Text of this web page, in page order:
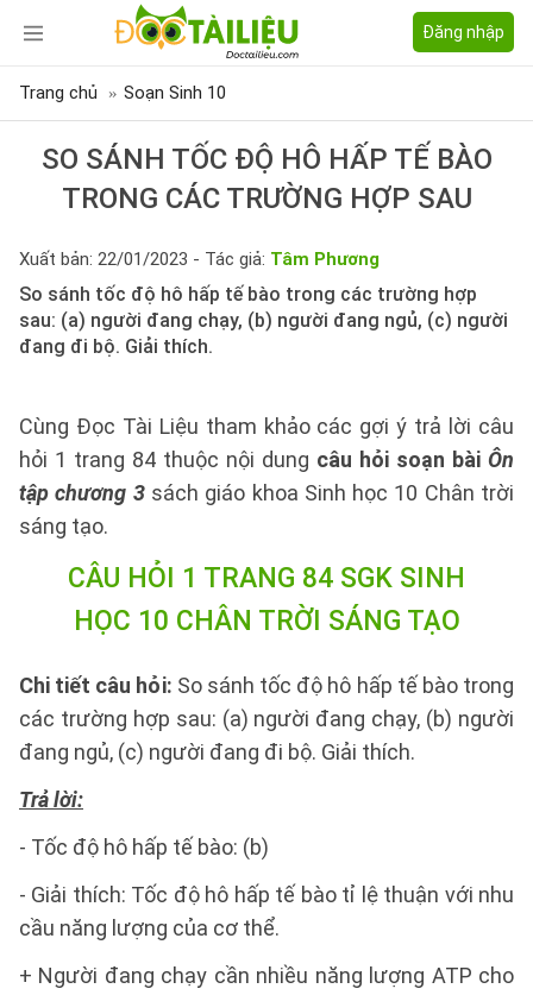
Đăng nhập
Trang chủ Soạn Sinh 10
SO SÁNH TỐC ĐỘ HÔ HẤP TẾ BÀO
TRONG CÁC TRƯỜNG HỢP SAU
Xuất bản: 22/01/2023 - Tác giả: Tâm Phương
So sánh tốc độ hô hấp tế bào trong các trường hợp
sau: (a) người đang chạy, (b) người đang ngủ, (c) người
đang đi bộ. Giải thích.
Cùng Đọc Tài Liệu tham khảo các gợi ý trả lời câu
hỏi 1 trang 84 thuộc nội dung câu hỏi soạn bài Ôn
tập chương 3 sách giáo khoa Sinh học 10 Chân trời
sáng tạo.
CÂU HỎI 1 TRANG 84 SGK SINH
HỌC 10 CHÂN TRỜI SÁNG TẠO
Chi tiết câu hỏi: So sánh tốc độ hô hấp tế bào trong
các trường hợp sau: (a) người đang chạy, (b) người
đang ngủ, (c) người đang đi bộ. Giải thích.
Trả lời:
- Tốc độ hô hấp tế bào: (b)
- Giải thích: Tốc độ hô hấp tế bào tỉ lệ thuận với nhu
cầu năng lượng của cơ thể.
+ Người đang chạy cần nhiều năng lượng ATP cho